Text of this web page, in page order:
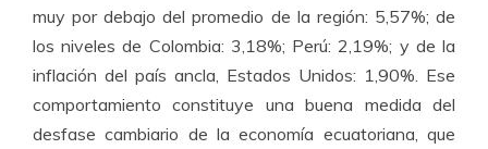
muy por debajo del promedio de la región: 5,57%; de
los niveles de Colombia: 3,18%; Perú: 2,19%; y de la
inflación del país ancla, Estados Unidos: 1,90%. Ese
comportamiento constituye una buena medida del
desfase cambiario de la economía ecuatoriana, que